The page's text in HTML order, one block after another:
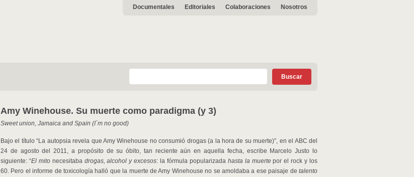
Documentales Editoriales Colaboraciones Nosotros
Amy Winehouse. Su muerte como paradigma (y 3)
Sweet union, Jamaica and Spain (I´m no good)
Bajo el título “La autopsia revela que Amy Winehouse no consumió drogas (a la hora de su muerte)”, en el ABC del
24 de agosto del 2011, a propósito de su óbito, tan reciente aún en aquella fecha, escribe Marcelo Justo lo
siguiente: “El mitonecesitaba drogas, alcohol y excesos: la fórmula popularizada hasta la muertepor el rock y los
60. Pero el informe de toxicología halló que la muerte de Amy Winehouse no se amoldaba a ese paisaje de talento